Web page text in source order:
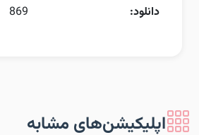
دانلود:
869
اپلیکیشن‌های مشابه